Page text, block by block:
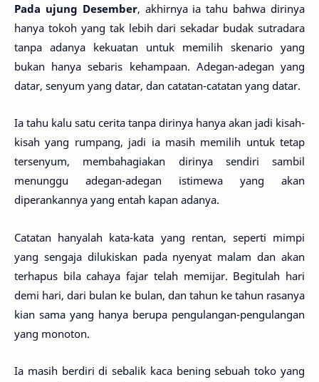
Pada ujung Desember, akhirnya ia tahu bahwa dirinya
hanya tokoh yang tak lebih dari sekadar budak sutradara
tanpa adanya kekuatan untuk memilih skenario yang
bukan hanya sebaris kehampaan. Adegan-adegan yang
datar, senyum yang datar, dan catatan-catatan yang datar.
Ia tahu kalu satu cerita tanpa dirinya hanya akan jadi kisah-
kisah yang rumpang, jadi ia masih memilih untuk tetap
tersenyum, membahagiakan dirinya sendiri sambil
menunggu adegan-adegan istimewa yang akan
diperankannya yang entah kapan adanya.
Catatan hanyalah kata-kata yang rentan, seperti mimpi
yang sengaja dilukiskan pada nyenyat malam dan akan
terhapus bila cahaya fajar telah memijar. Begitulah hari
demi hari, dari bulan ke bulan, dan tahun ke tahun rasanya
kian sama yang hanya berupa pengulangan-pengulangan
yang monoton.
Ia masih berdiri di sebalik kaca bening sebuah toko yang